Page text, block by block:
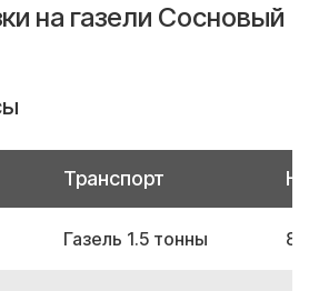
на газели Сосновый
Транспорт
Газель 1.5 тонны